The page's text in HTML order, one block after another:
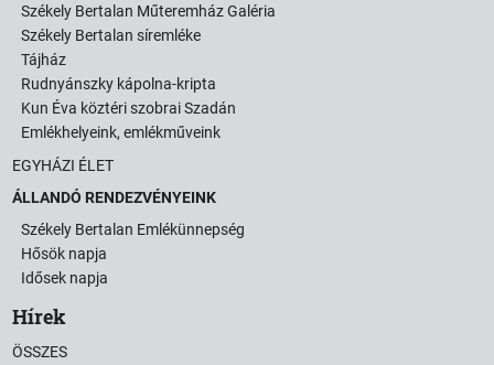
Székely Bertalan Műteremház Galéria
Székely Bertalan síremléke
Tájház
Rudnyánszky kápolna-kripta
Kun Éva köztéri szobrai Szadán
Emlékhelyeink, emlékműveink
EGYHÁZI ÉLET
ÁLLANDÓ RENDEZVÉNYEINK
Székely Bertalan Emlékünnepség
Hősök napja
Idősek napja
Hírek
ÖSSZES